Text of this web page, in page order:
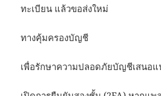
ทะเบียน แล้วขอส่งใหม่
ทางคุ้มครองบัญชี
เพื่อรักษาความปลอดภัยบัญชีเสนอแ